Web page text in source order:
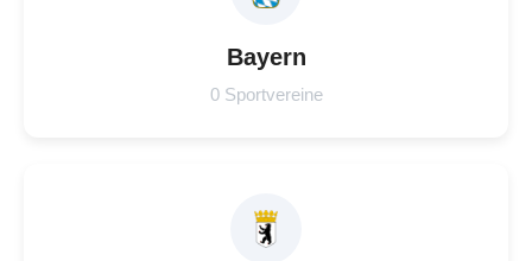
Bayern
0 Sportvereine